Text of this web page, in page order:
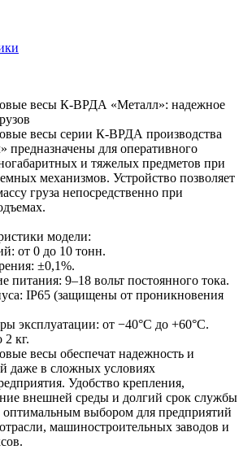
весы К-ВРДА «Металл»: надежное
весы серии К-ВРДА производства
предназначены для оперативного
и тяжелых предметов при
механизмов. Устройство позволяет
груза непосредственно при
модели:
от 0 до 10 тонн.
±0,1%.
питания: 9–18 вольт постоянного тока.
IP65 (защищены от проникновения
эксплуатации: от −40°C до +60°C.
2 кг.
весы обеспечат надежность и
даже в сложных условиях
Удобство крепления,
внешней среды и долгий срок службы
оптимальным выбором для предприятий
машиностроительных заводов и